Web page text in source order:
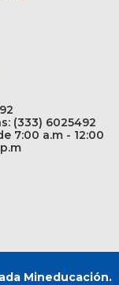
(333) 6025492
7:00 a.m - 12:00
Mineducación.